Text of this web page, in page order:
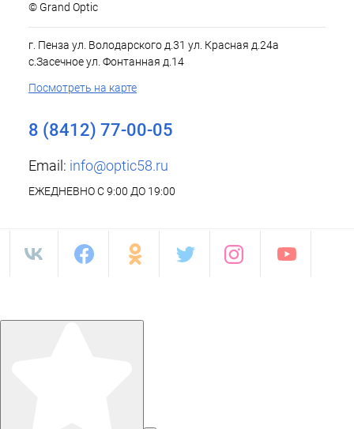
© Grand Optic
г. Пенза ул. Володарского д.31 ул. Красная д.24а
с.Засечное ул. Фонтанная д.14
Посмотреть на карте
8 (8412) 77-00-05
Email: info@optic58.ru
ЕЖЕДНЕВНО С 9:00 ДО 19:00